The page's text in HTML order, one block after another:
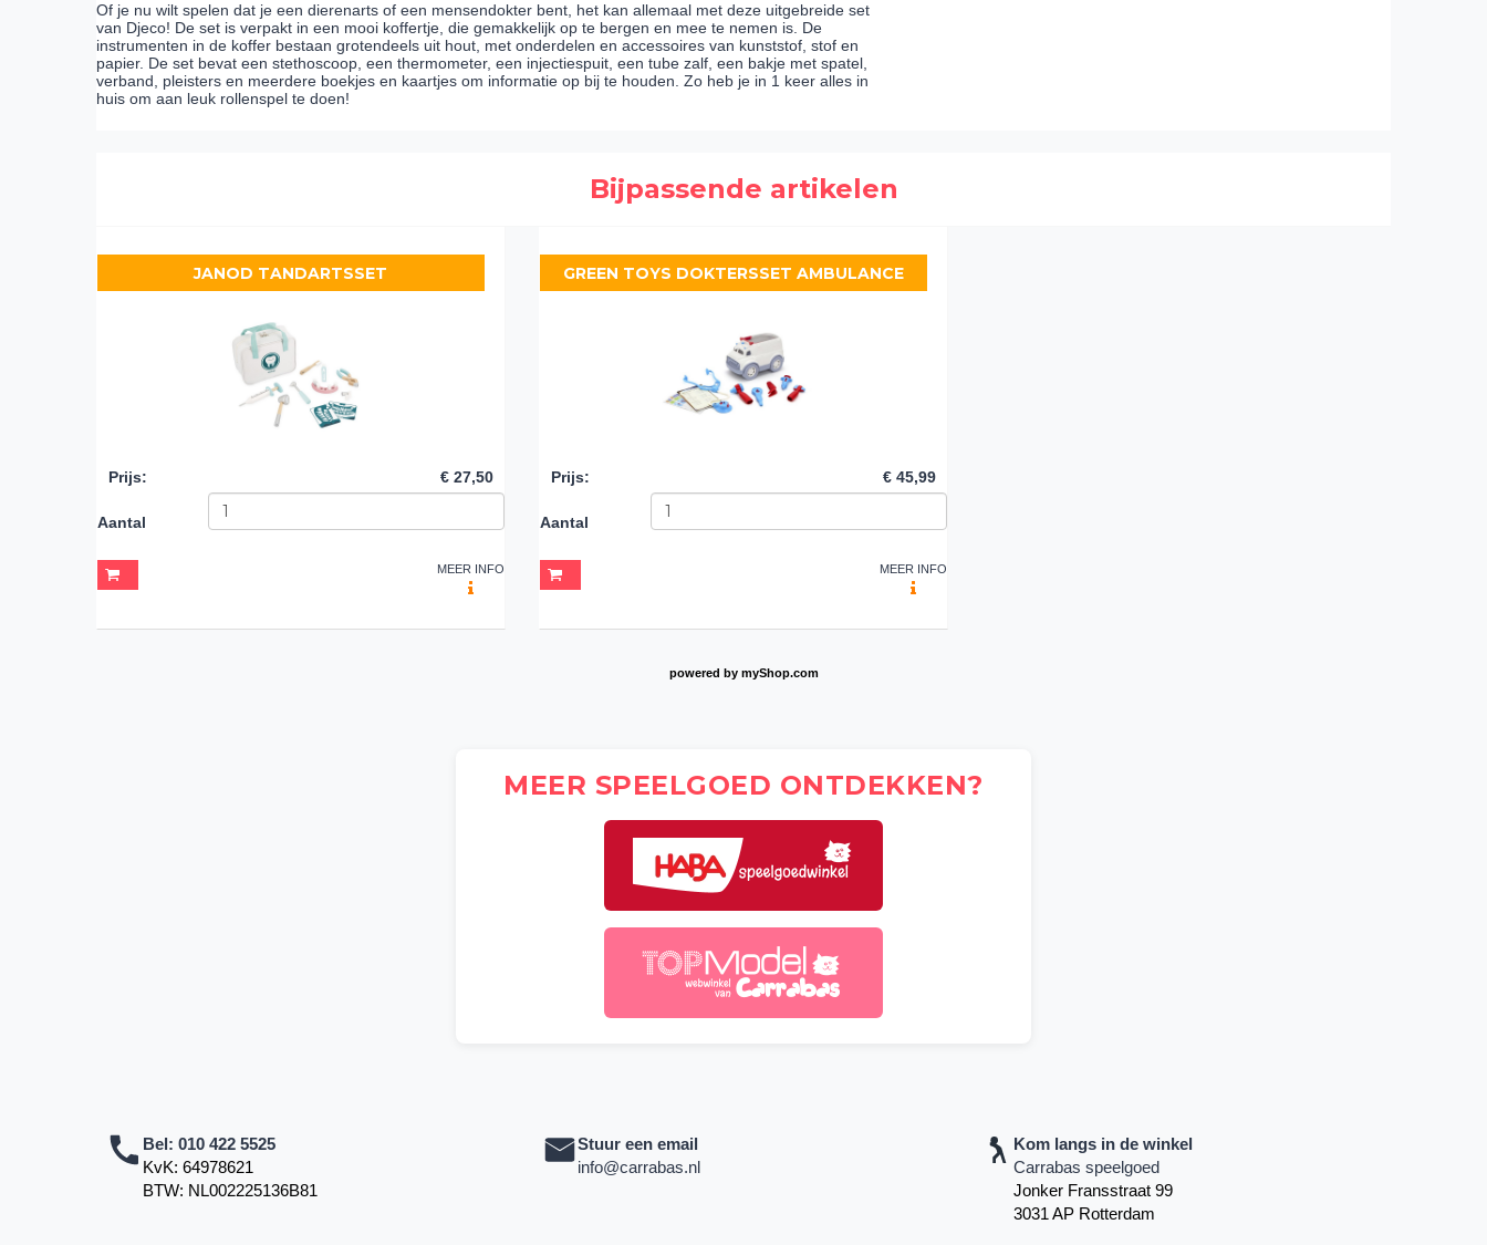
Of je nu wilt spelen dat je een dierenarts of een mensendokter bent, het kan allemaal met deze uitgebreide set
van Djeco! De set is verpakt in een mooi koffertje, die gemakkelijk op te bergen en mee te nemen is. De
instrumenten in de koffer bestaan grotendeels uit hout, met onderdelen en accessoires van kunststof, stof en
papier. De set bevat een stethoscoop, een thermometer, een injectiespuit, een tube zalf, een bakje met spatel,
verband, pleisters en meerdere boekjes en kaartjes om informatie op bij te houden. Zo heb je in 1 keer alles in
huis om aan leuk rollenspel te doen!
Bijpassende artikelen
JANOD TANDARTSSET
Prijs: € 27,50
Aantal
MEER INFO
GREEN TOYS DOKTERSSET AMBULANCE
Prijs: € 45,99
Aantal
MEER INFO
powered by myShop.com
MEER SPEELGOED ONTDEKKEN?
Bel: 010 422 5525
KvK: 64978621
BTW: NL002225136B81
Stuur een email
info@carrabas.nl
Kom langs in de winkel
Carrabas speelgoed
Jonker Fransstraat 99
3031 AP Rotterdam